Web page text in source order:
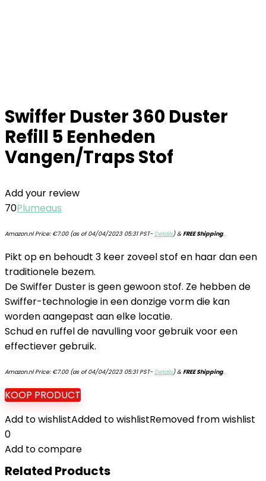
Swiffer Duster 360 Duster
Refill 5 Eenheden
Vangen/Traps Stof
Add your review
70Plumeaus
Amazon.nl Price: €7.00(as of 04/04/2023 05:31 PST- Details)&FREE Shipping.
Pikt op en behoudt 3 keer zoveel stof en haar dan een
traditionele bezem.
De Swiffer Duster is geen gewoon stof. Ze hebben de
Swiffer-technologie in een donzige vorm die kan
worden aangepast aan elke locatie.
Schud en ruffel de navulling voor gebruik voor een
effectiever gebruik.
Amazon.nl Price: €7.00(as of 04/04/2023 05:31 PST- Details)&FREE Shipping.
KOOP PRODUCT
Add to wishlistAdded to wishlistRemoved from wishlist
0
Add to compare
Related Products